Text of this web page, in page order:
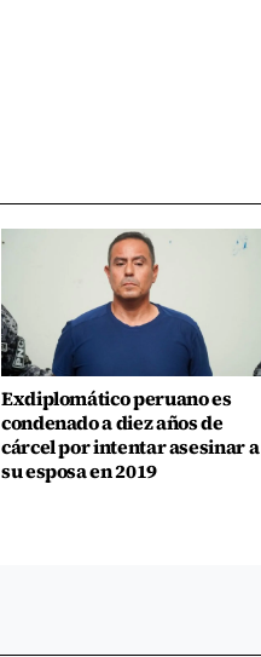
Exdiplomático peruano es
condenado a diez años de
cárcel por intentar asesinar a
su esposa en 2019